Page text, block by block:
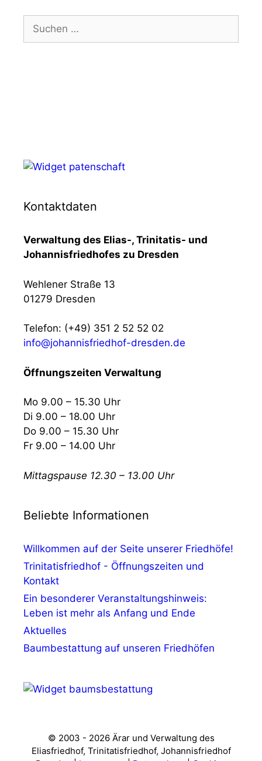
Suchen
nach:
Kontaktdaten
Verwaltung des Elias-, Trinitatis- und
Johannisfriedhofes zu Dresden
Wehlener Straße 13
01279 Dresden
Telefon: (+49) 351 2 52 52 02
info@johannisfriedhof-dresden.de
Öffnungszeiten Verwaltung
Mo 9.00 – 15.30 Uhr
Di 9.00 – 18.00 Uhr
Do 9.00 – 15.30 Uhr
Fr 9.00 – 14.00 Uhr
Mittagspause 12.30 – 13.00 Uhr
Beliebte Informationen
Willkommen auf der Seite unserer Friedhöfe!
Trinitatisfriedhof - Öffnungszeiten und
Kontakt
Ein besonderer Veranstaltungshinweis:
Leben ist mehr als Anfang und Ende
Aktuelles
Baumbestattung auf unseren Friedhöfen
© 2003 - 2026 Ärar und Verwaltung des
Eliasfriedhof, Trinitatisfriedhof, Johannisfriedhof